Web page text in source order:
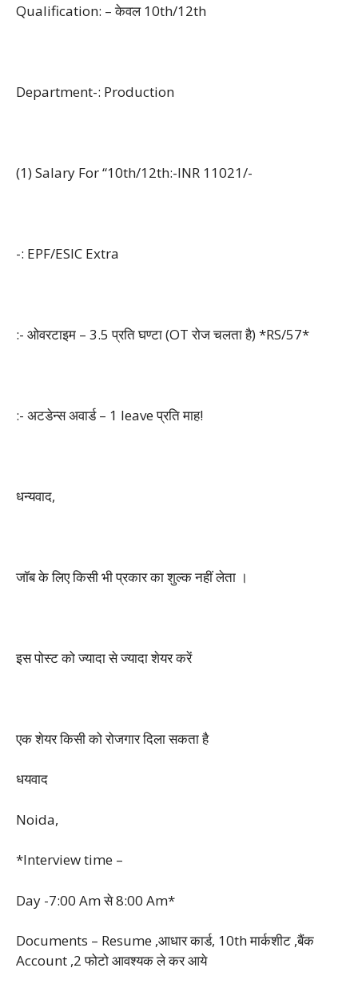
Qualification: – केवल 10th/12th
Department-: Production
(1) Salary For “10th/12th:-INR 11021/-
-: EPF/ESIC Extra
:- ओवरटाइम – 3.5 प्रति घण्टा (OT रोज चलता है) *RS/57*
:- अटडेन्स अवार्ड – 1 leave प्रति माह!
धन्यवाद,
जॉब के लिए किसी भी प्रकार का शुल्क नहीं लेता ।
इस पोस्ट को ज्यादा से ज्यादा शेयर करें
एक शेयर किसी को रोजगार दिला सकता है
धयवाद
Noida,
*Interview time –
Day -7:00 Am से 8:00 Am*
Documents – Resume ,आधार कार्ड, 10th मार्कशीट ,बैंक
Account ,2 फोटो आवश्यक ले कर आये